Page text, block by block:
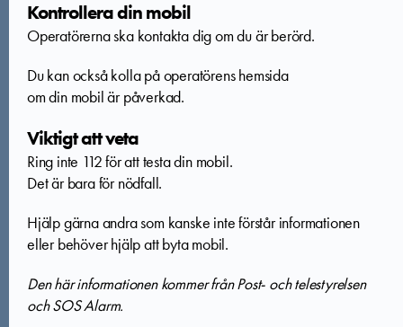
Kontrollera din mobil
Operatörerna ska kontakta dig om du är berörd.
Du kan också kolla på operatörens hemsida
om din mobil är påverkad.​
Viktigt att veta
Ring inte 112 för att testa din mobil.
Det är bara för nödfall.​
Hjälp gärna andra som kanske inte förstår informationen
eller behöver hjälp att byta mobil.​
Den här informationen kommer från Post- och telestyrelsen
och SOS Alarm.